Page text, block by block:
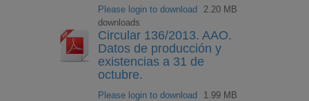
Please login to download
2.20 MB
downloads
Circular 136/2013. AAO.
Datos de producción y
existencias a 31 de
octubre.
Please login to download
1.99 MB